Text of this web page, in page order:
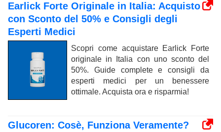
Earlick Forte Originale in Italia: Acquisto
con Sconto del 50% e Consigli degli
Esperti Medici
Scopri come acquistare Earlick Forte
originale in Italia con uno sconto del
50%. Guide complete e consigli da
esperti medici per un benessere
ottimale. Acquista ora e risparmia!
Glucoren: Cosè, Funziona Veramente?